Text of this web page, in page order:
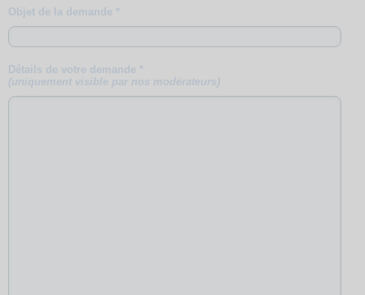
Objet de la demande *
Détails de votre demande *
(uniquement visible par nos modérateurs)